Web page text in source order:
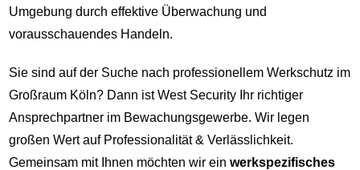
Umgebung durch effektive Überwachung und
vorausschauendes Handeln.
Sie sind auf der Suche nach professionellem Werkschutz im
Großraum Köln? Dann ist West Security Ihr richtiger
Ansprechpartner im Bewachungsgewerbe. Wir legen
großen Wert auf Professionalität & Verlässlichkeit.
Gemeinsam mit Ihnen möchten wir ein werkspezifisches